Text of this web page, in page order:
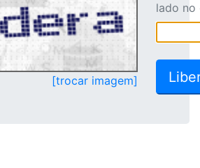
[trocar imagem]
lado no